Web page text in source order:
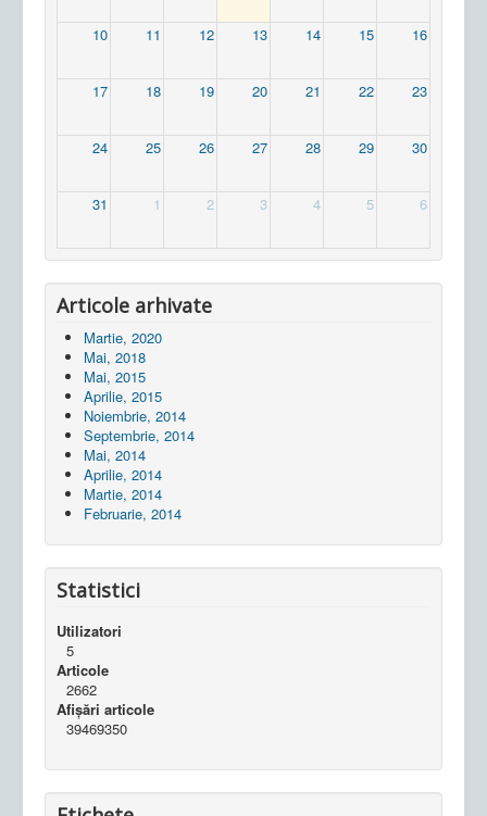
10 11 12 13 14 15 16
17 18 19 20 21 22 23
24 25 26 27 28 29 30
31 1 2 3 4 5 6
Articole arhivate
Martie, 2020
Mai, 2018
Mai, 2015
Aprilie, 2015
Noiembrie, 2014
Septembrie, 2014
Mai, 2014
Aprilie, 2014
Martie, 2014
Februarie, 2014
Statistici
Utilizatori
5
Articole
2662
Afișări articole
39469350